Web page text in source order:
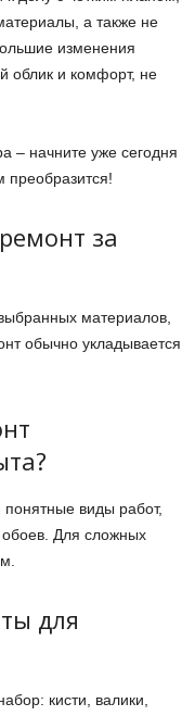
а также не
изменения
облик и комфорт, не
– начните уже сегодня
преобразится!
за
материалов,
обычно укладывается
виды работ,
обоев. Для сложных
для
кисти, валики,